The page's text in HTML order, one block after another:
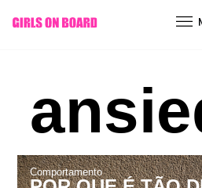
conteúdo
Comportamento